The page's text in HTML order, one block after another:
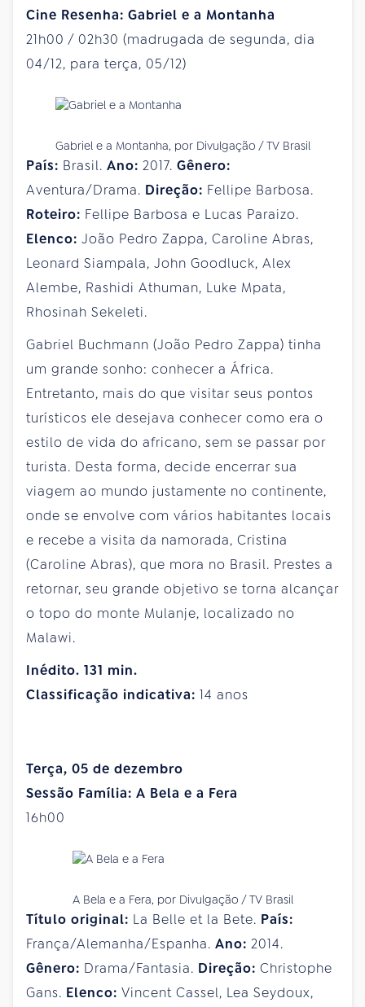
Cine Resenha: Gabriel e a Montanha
21h00 / 02h30 (madrugada de segunda, dia
04/12, para terça, 05/12)
Gabriel e a Montanha, por Divulgação / TV Brasil
País: Brasil. Ano: 2017. Gênero:
Aventura/Drama. Direção: Fellipe Barbosa.
Roteiro: Fellipe Barbosa e Lucas Paraizo.
Elenco: João Pedro Zappa, Caroline Abras,
Leonard Siampala, John Goodluck, Alex
Alembe, Rashidi Athuman, Luke Mpata,
Rhosinah Sekeleti.
Gabriel Buchmann (João Pedro Zappa) tinha
um grande sonho: conhecer a África.
Entretanto, mais do que visitar seus pontos
turísticos ele desejava conhecer como era o
estilo de vida do africano, sem se passar por
turista. Desta forma, decide encerrar sua
viagem ao mundo justamente no continente,
onde se envolve com vários habitantes locais
e recebe a visita da namorada, Cristina
(Caroline Abras), que mora no Brasil. Prestes a
retornar, seu grande objetivo se torna alcançar
o topo do monte Mulanje, localizado no
Malawi.
Inédito. 131 min.
Classificação indicativa: 14 anos
Terça, 05 de dezembro
Sessão Família: A Bela e a Fera
16h00
A Bela e a Fera, por Divulgação / TV Brasil
Título original: La Belle et la Bete. País:
França/Alemanha/Espanha. Ano: 2014.
Gênero: Drama/Fantasia. Direção: Christophe
Gans. Elenco: Vincent Cassel, Lea Seydoux,